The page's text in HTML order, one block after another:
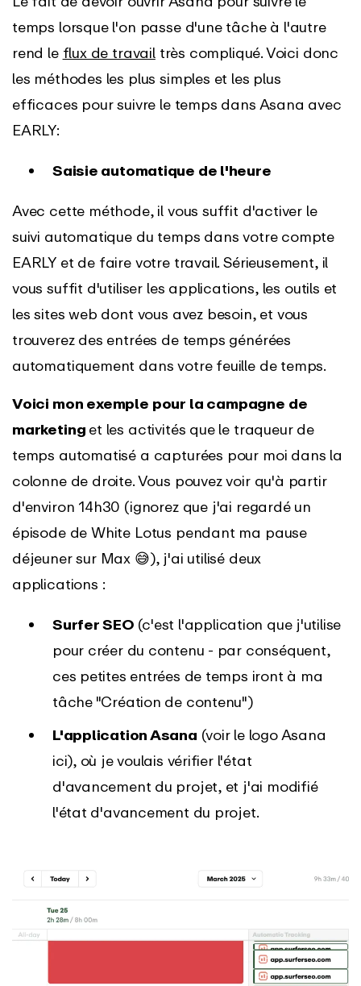
temps lorsque l'on passe d'une tâche à l'autre
rend le flux de travailtrès compliqué. Voici donc
les méthodes les plus simples et les plus
efficaces pour suivre le temps dans Asana avec
EARLY:
Saisie automatique de l'heure
Avec cette méthode, il vous suffit d'activer le
suivi automatique du temps dans votre compte
EARLY et de faire votre travail. Sérieusement, il
vous suffit d'utiliser les applications, les outils et
les sites web dont vous avez besoin, et vous
trouverez des entrées de temps générées
automatiquement dans votre feuille de temps.
Voici mon exemple pour la campagne de
marketing et les activités que le traqueur de
temps automatisé a capturées pour moi dans la
colonne de droite. Vous pouvez voir qu'à partir
d'environ 14h30 (ignorez que j'ai regardé un
épisode de White Lotus pendant ma pause
déjeuner sur Max 😅), j'ai utilisé deux
applications :
Surfer SEO (c'est l'application que j'utilise
pour créer du contenu - par conséquent,
ces petites entrées de temps iront à ma
tâche "Création de contenu")
L'application Asana (voir le logo Asana
ici), où je voulais vérifier l'état
d'avancement du projet, et j'ai modifié
l'état d'avancement du projet.